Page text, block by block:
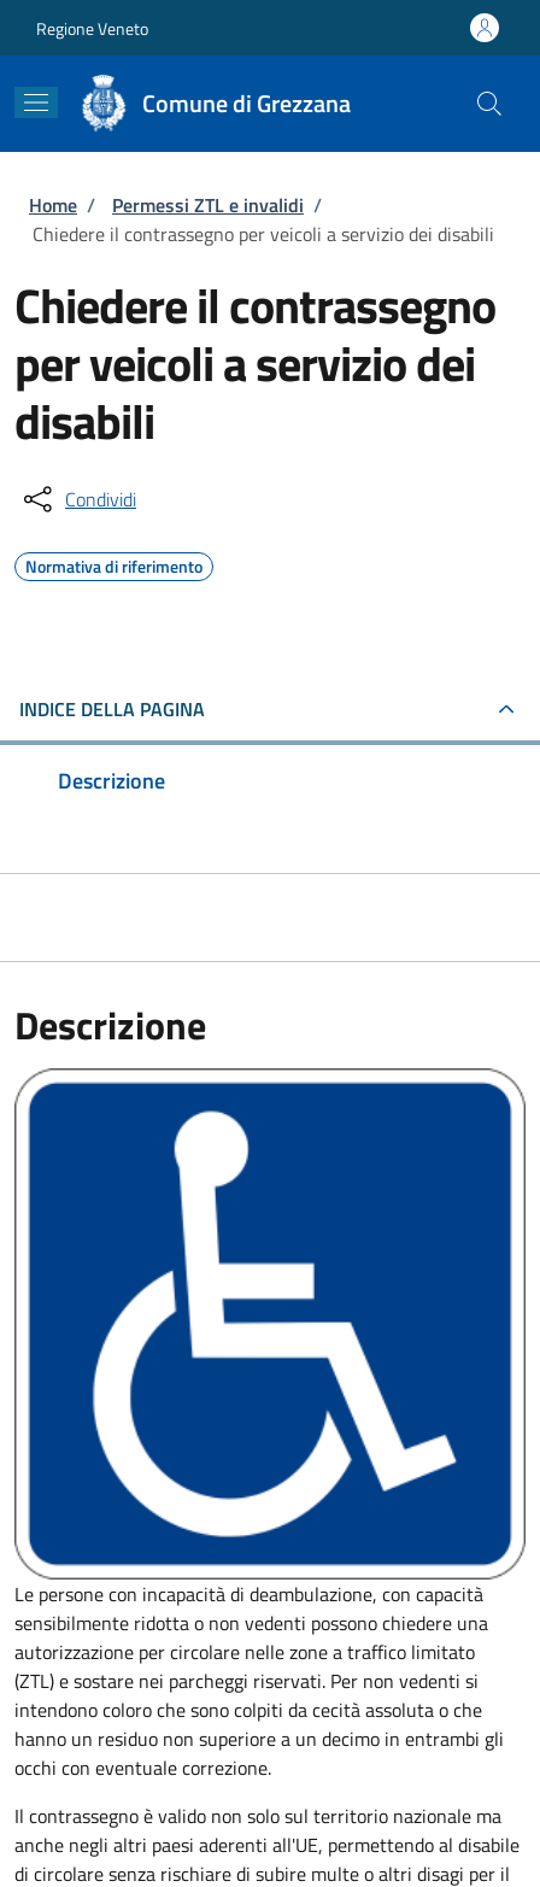
Regione Veneto
Comune di Grezzana
Briciole di pane
Home / Permessi ZTL e invalidi /
Chiedere il contrassegno per veicoli a servizio dei disabili
Chiedere il contrassegno
per veicoli a servizio dei
disabili
Condividi
Normativa di riferimento
INDICE DELLA PAGINA
Descrizione
Descrizione
Le persone con incapacità di deambulazione, con capacità
sensibilmente ridotta o non vedenti possono chiedere una
autorizzazione per circolare nelle zone a traffico limitato
(ZTL) e sostare nei parcheggi riservati. Per non vedenti si
intendono coloro che sono colpiti da cecità assoluta o che
hanno un residuo non superiore a un decimo in entrambi gli
occhi con eventuale correzione.
Il contrassegno è valido non solo sul territorio nazionale ma
anche negli altri paesi aderenti all'UE, permettendo al disabile
di circolare senza rischiare di subire multe o altri disagi per il